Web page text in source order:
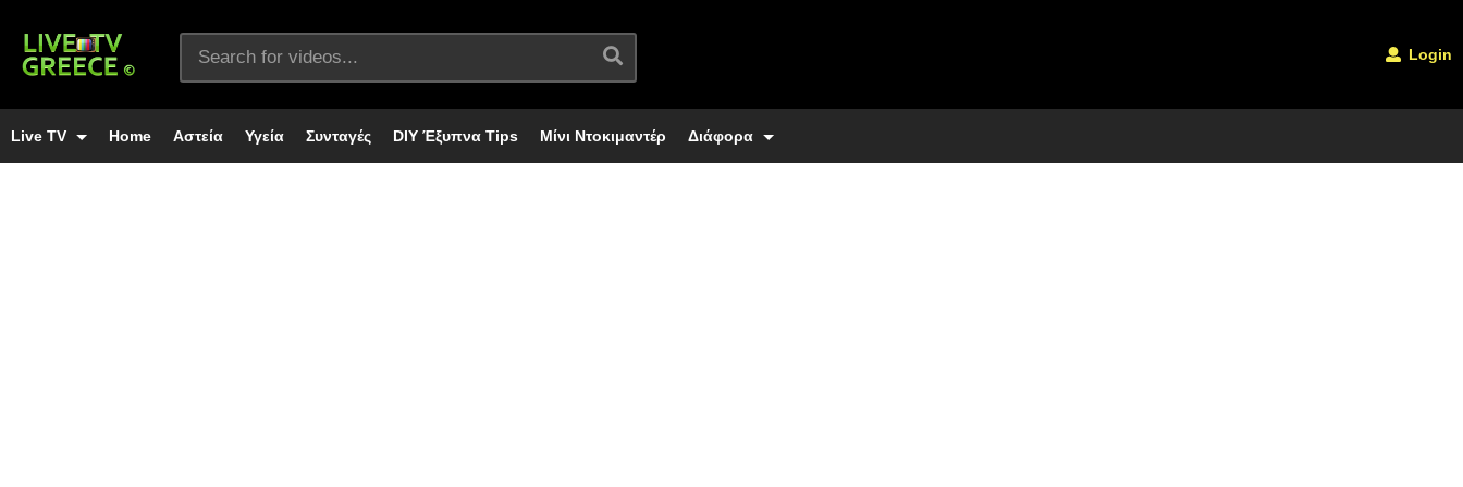
Login
Live TV Home Αστεία Υγεία Συνταγές DIY Έξυπνα Tips Μίνι Ντοκιμαντέρ Διάφορα